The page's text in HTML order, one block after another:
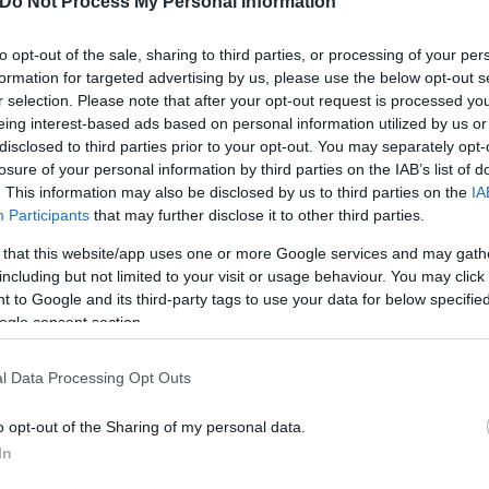
opt-out of the sale, sharing to third parties, or processing of your
for targeted advertising by us, please use the below opt-out
selection. Please note that after your opt-out request is processed
interest-based ads based on personal information utilized by us
to third parties prior to your opt-out. You may separately
of your personal information by third parties on the IAB’s list of
This information may also be disclosed by us to third parties on the
Participants that may further disclose it to other third parties.
that this website/app uses one or more Google services and may
but not limited to your visit or usage behaviour. You may
to Google and its third-party tags to use your data for below
consent section.
Data Processing Opt Outs
opt-out of the Sharing of my personal data.
μεταβεί στην Ευρώπη, αφού δύο καλοκαιριά
να τον κάνει δικό της. Με τα χρώματα του
που ήταν βασικό μέλος στην Εθνική Νοτίου
Αγώνες του 2019 με την Κ23 της χώρας
στο παλμάρε του 98 παρουσίες σε όλες τις
Flash.grστην αναζήτηση τηςGoogle